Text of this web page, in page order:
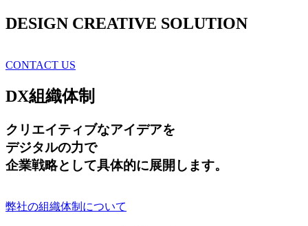
DESIGN CREATIVE SOLUTION
CONTACT US
DX組織体制
クリエイティブなアイデアを
デジタルの力で
企業戦略として具体的に展開します。
弊社の組織体制について